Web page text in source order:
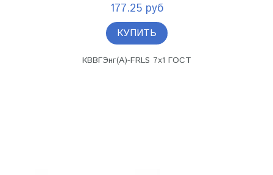
177.25 руб
КУПИТЬ
КВВГЭнг(А)-FRLS 7х1 ГОСТ